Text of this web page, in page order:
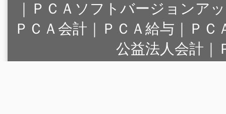
｜
ＰＣＡソフトバージョンア
ＰＣＡ会計｜ＰＣＡ給与｜Ｐ
公益法人会計｜